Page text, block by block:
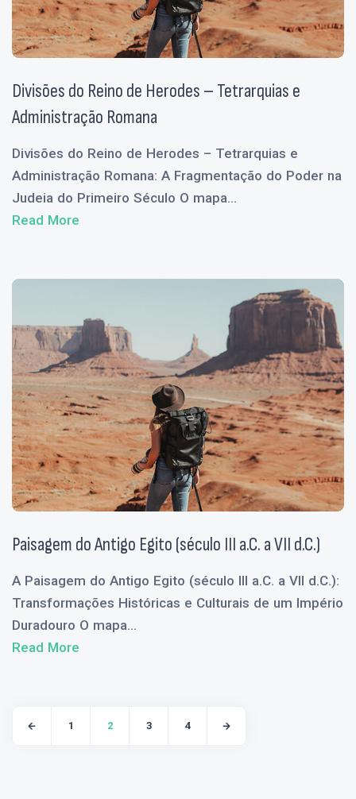
Divisões do Reino de Herodes – Tetrarquias e
Administração Romana
Divisões do Reino de Herodes – Tetrarquias e
Administração Romana: A Fragmentação do Poder na
Judeia do Primeiro Século O mapa...
Read More
Paisagem do Antigo Egito (século III a.C. a VII d.C.)
A Paisagem do Antigo Egito (século III a.C. a VII d.C.):
Transformações Históricas e Culturais de um Império
Duradouro O mapa...
Read More
1 2 3 4